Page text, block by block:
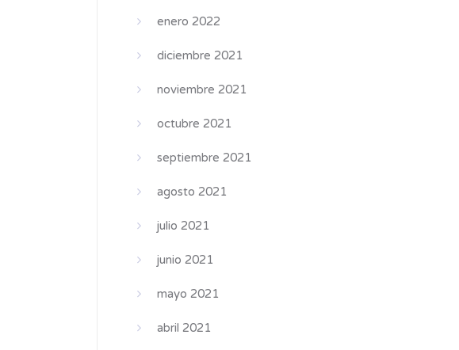
enero 2022
diciembre 2021
noviembre 2021
octubre 2021
septiembre 2021
agosto 2021
julio 2021
junio 2021
mayo 2021
abril 2021